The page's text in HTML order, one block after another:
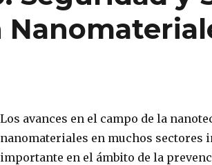
Los avances en el campo de la
nanomateriales en muchos sectores
importante en el ámbito de la